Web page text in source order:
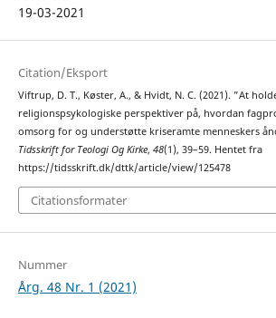
19-03-2021
Citation/Eksport
Viftrup, D. T., Køster, A., & Hvidt, N. C. (2021). ”At
religionspsykologiske perspektiver på, hvordan
omsorg for og understøtte kriseramte menneskers
Tidsskrift for Teologi Og Kirke, 48(1), 39–59. Hentet fra
https://tidsskrift.dk/dttk/article/view/125478
Citationsformater
Nummer
Årg. 48 Nr. 1 (2021)